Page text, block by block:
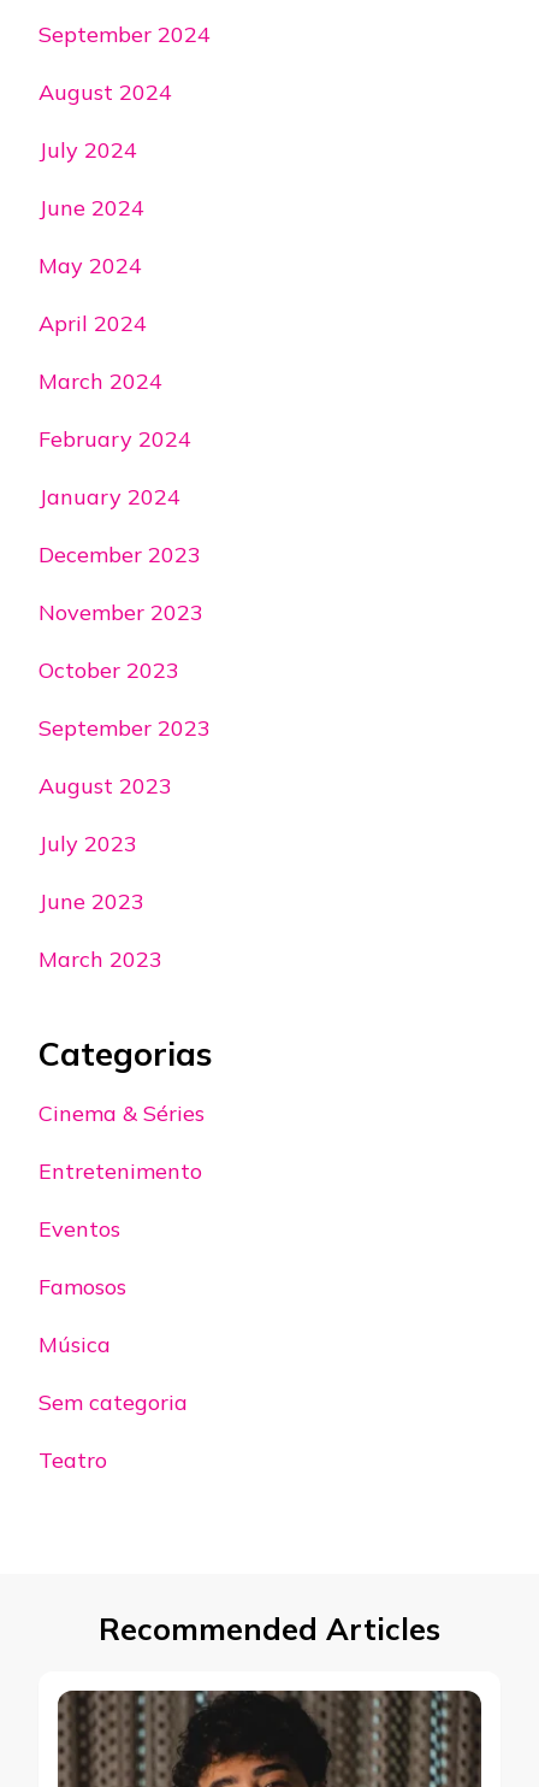
September 2024
August 2024
July 2024
June 2024
May 2024
April 2024
March 2024
February 2024
January 2024
December 2023
November 2023
October 2023
September 2023
August 2023
July 2023
June 2023
March 2023
Categorias
Cinema & Séries
Entretenimento
Eventos
Famosos
Música
Sem categoria
Teatro
Recommended Articles